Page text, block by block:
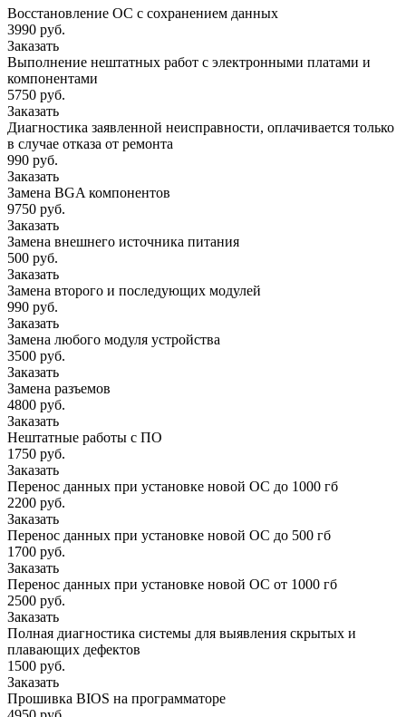
Восстановление ОС с сохранением данных
3990 руб.
Заказать
Выполнение нештатных работ с электронными платами и
компонентами
5750 руб.
Заказать
Диагностика заявленной неисправности, оплачивается только
в случае отказа от ремонта
990 руб.
Заказать
Замена BGA компонентов
9750 руб.
Заказать
Замена внешнего источника питания
500 руб.
Заказать
Замена второго и последующих модулей
990 руб.
Заказать
Замена любого модуля устройства
3500 руб.
Заказать
Замена разъемов
4800 руб.
Заказать
Нештатные работы с ПО
1750 руб.
Заказать
Перенос данных при установке новой ОС до 1000 гб
2200 руб.
Заказать
Перенос данных при установке новой ОС до 500 гб
1700 руб.
Заказать
Перенос данных при установке новой ОС от 1000 гб
2500 руб.
Заказать
Полная диагностика системы для выявления скрытых и
плавающих дефектов
1500 руб.
Заказать
Прошивка BIOS на программаторе